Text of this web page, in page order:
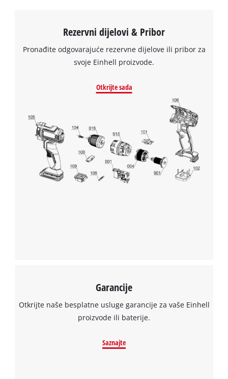
We need your consent to load the
Google Maps service!
This content is not permitted to load due
to trackers that are not disclosed to the
the site with their CMP to add this content
to the list of technologies used.
Usercentrics Consent
Rezervni dijelovi & Pribor
Pronađite odgovarajuće rezervne dijelove ili pribor za
svoje Einhell proizvode.
Otkrijte sada
Garancije
Otkrijte naše besplatne usluge garancije za vaše Einhell
proizvode ili baterije.
Saznajte